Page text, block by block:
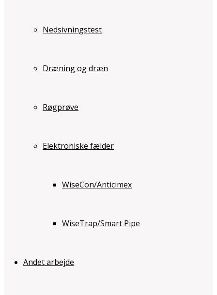
Nedsivningstest
Dræning og dræn
Røgprøve
Elektroniske fælder
WiseCon/Anticimex
WiseTrap/Smart Pipe
Andet arbejde